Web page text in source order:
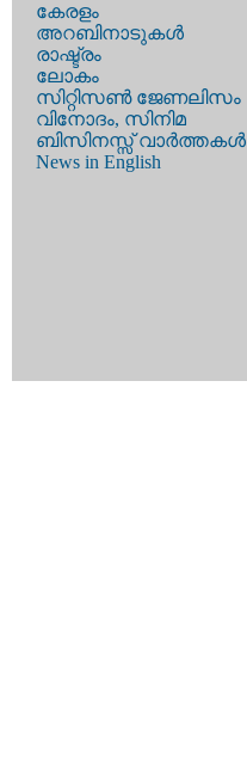
കേരളം
അറബിനാടുകള്‍
രാഷ്ട്രം
ലോകം
സിറ്റിസണ്‍ ജേണലിസം
വിനോദം, സിനിമ
ബിസിനസ്സ് വാര്‍ത്തകള്‍
News in English